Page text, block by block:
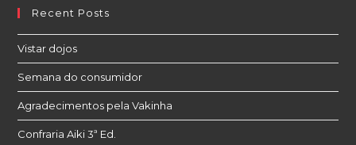
Recent Posts
Vistar dojos
Semana do consumidor
Agradecimentos pela Vakinha
Confraria Aiki 3ª Ed.